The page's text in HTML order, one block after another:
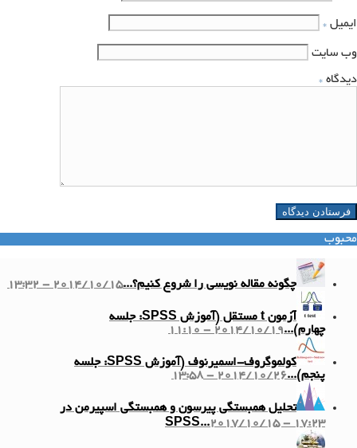
ایمیل *
وب‌ سایت
دیدگاه *
محبوب
چگونه مقاله نویسی را شروع کنیم؟...2014/10/15 - 13:32
آزمون t مستقل (آموزش SPSS: جلسه
چهارم)...2014/10/19 - 11:10
کولموگروف-اسمیرنوف (آموزش SPSS: جلسه
پنجم)...2014/10/26 - 13:58
تحلیل همبستگی پیرسون و همبستگی اسپیرمن در
SPSS...2017/10/15 - 17:23